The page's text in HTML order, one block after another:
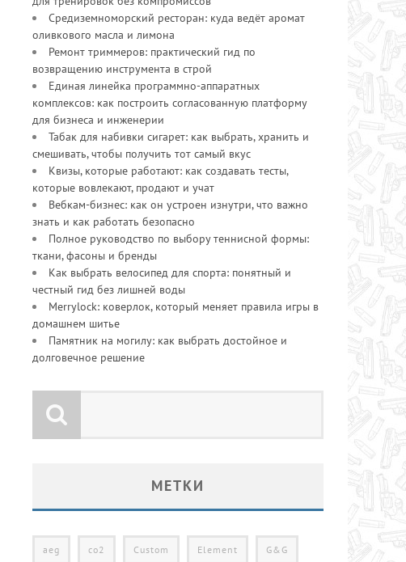
Средиземноморский ресторан: куда ведёт аромат
оливкового масла и лимона
Ремонт триммеров: практический гид по
возвращению инструмента в строй
Единая линейка программно-аппаратных
комплексов: как построить согласованную платформу
для бизнеса и инженерии
Табак для набивки сигарет: как выбрать, хранить и
смешивать, чтобы получить тот самый вкус
Квизы, которые работают: как создавать тесты,
которые вовлекают, продают и учат
Вебкам-бизнес: как он устроен изнутри, что важно
знать и как работать безопасно
Полное руководство по выбору теннисной формы:
ткани, фасоны и бренды
Как выбрать велосипед для спорта: понятный и
честный гид без лишней воды
Merrylock: коверлок, который меняет правила игры в
домашнем шитье
Памятник на могилу: как выбрать достойное и
долговечное решение
МЕТКИ
aeg co2 Custom Element G&G